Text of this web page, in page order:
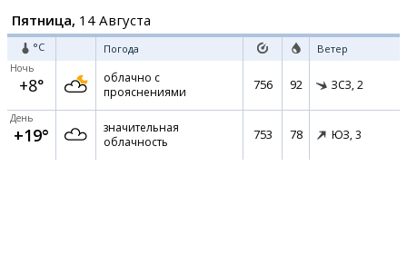
Пятница, 14 Августа
°C Погода Ветер
Ночь
+8°
облачно с
прояснениями
756 92 ЗСЗ, 2
День
+19°
значительная
облачность
753 78 ЮЗ, 3